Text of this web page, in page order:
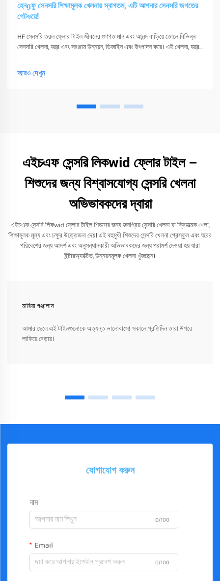
হেনɡফু সেনসরি শিক্ষামূলক খেলনায় স্বাগতম, এটি আপনার সেনসরি জগতের
গেটওয়ে!
HF সেনসরি তরল ফ্লোর টাইল জীবনের গুণগত মান এবং আনন্দ বাড়িয়ে তোলে বিভিন্ন
সেনসরি খেলনা, যন্ত্র এবং সরঞ্জাম উন্নয়ন, ডিজাইন এবং উৎপাদন করে। এই খেলনা, যন্ত্র
আরও দেখুন
এইচএফ সেন্সরি লিকwid ফ্লোর টাইল –
শিশুদের জন্য বিশ্বাসযোগ্য সেন্সরি খেলনা
অভিভাবকদের দ্বারা
এইচএফ সেন্সরি লিকwid ফ্লোর টাইল শিশুদের জন্য জনপ্রিয় সেন্সরি খেলনা যা ক্রিয়াত্মক খেলা,
শিক্ষামূলক মূল্য এবং চক্ষুর উত্তেজনা দেয়। এই বহুমুখী শিশুদের সেন্সরি খেলনা প্রেস্কুল এবং ঘরের
পরিবেশের জন্য আদর্শ এবং অনুসন্ধানকারী অভিভাবকদের জন্য পরামর্শ দেওয়া হয় যারা
ইন্টারঅ্যাক্টিভ, উন্নয়নমূলক খেলনা খুঁজছেন।
মারিয়া গঞ্জালাস
আমার ছেলে এই টাইলগুলোকে অত্যন্ত ভালোবাসে! সকালে প্রতিদিন তারা উপরে
লাফিয়ে বেড়ায়।
যোগাযোগ করুন
নাম
0/100
Email
0/100